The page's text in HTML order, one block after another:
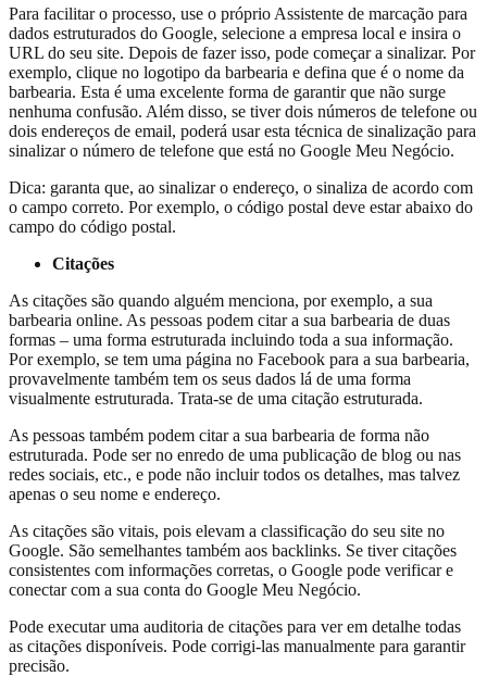
Para facilitar o processo, use o próprio Assistente de marcação para
dados estruturados do Google, selecione a empresa local e insira o
URL do seu site. Depois de fazer isso, pode começar a sinalizar. Por
exemplo, clique no logotipo da barbearia e defina que é o nome da
barbearia. Esta é uma excelente forma de garantir que não surge
nenhuma confusão. Além disso, se tiver dois números de telefone ou
dois endereços de email, poderá usar esta técnica de sinalização para
sinalizar o número de telefone que está no Google Meu Negócio.
Dica: garanta que, ao sinalizar o endereço, o sinaliza de acordo com
o campo correto. Por exemplo, o código postal deve estar abaixo do
campo do código postal.
Citações
As citações são quando alguém menciona, por exemplo, a sua
barbearia online. As pessoas podem citar a sua barbearia de duas
formas – uma forma estruturada incluindo toda a sua informação.
Por exemplo, se tem uma página no Facebook para a sua barbearia,
provavelmente também tem os seus dados lá de uma forma
visualmente estruturada. Trata-se de uma citação estruturada.
As pessoas também podem citar a sua barbearia de forma não
estruturada. Pode ser no enredo de uma publicação de blog ou nas
redes sociais, etc., e pode não incluir todos os detalhes, mas talvez
apenas o seu nome e endereço.
As citações são vitais, pois elevam a classificação do seu site no
Google. São semelhantes também aos backlinks. Se tiver citações
consistentes com informações corretas, o Google pode verificar e
conectar com a sua conta do Google Meu Negócio.
Pode executar uma auditoria de citações para ver em detalhe todas
as citações disponíveis. Pode corrigi-las manualmente para garantir
precisão.